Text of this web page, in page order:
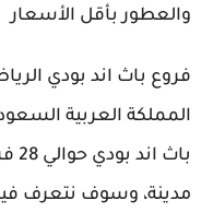
والعطور بأقل الأسعار
فروع باث اند بودي
المملكة العربية
مدينة، وسوف نتعرف